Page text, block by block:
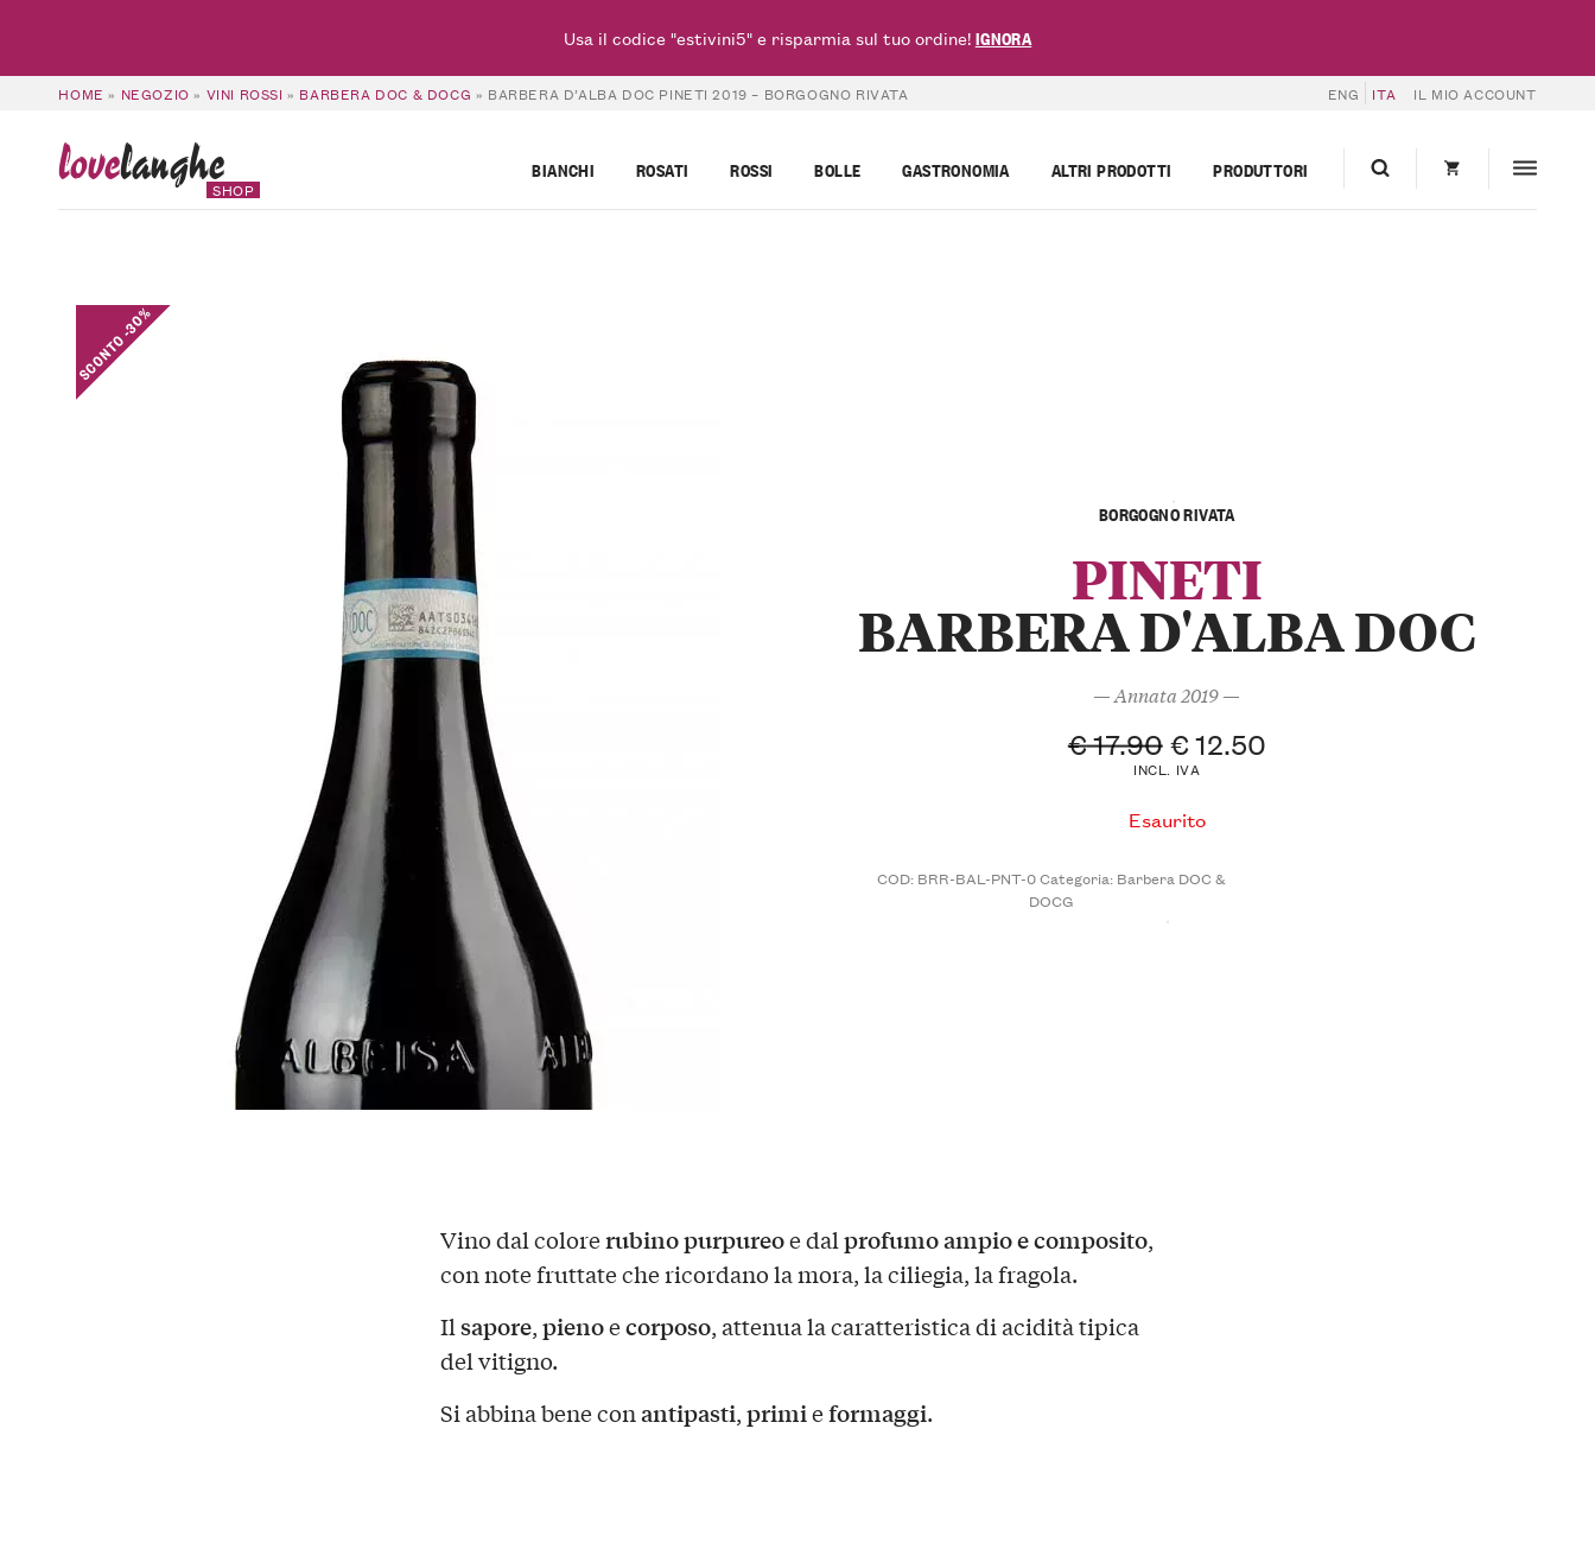
HOME » NEGOZIO » VINI ROSSI » BARBERA DOC & DOCG » BARBERA D’ALBA DOC PINETI 2019 – BORGOGNO RIVATA ENG ITA IL MIO ACCOUNT
lovelanghe
SHOP
BIANCHI ROSATI ROSSI BOLLE GASTRONOMIA ALTRI PRODOTTI PRODUTTORI
SCONTO -30%
BORGOGNO RIVATA
PINETI
BARBERA D'ALBA DOC
— Annata 2019 —
€17.90 €12.50
INCL. IVA
Esaurito
COD: BRR-BAL-PNT-0Categoria: Barbera DOC &
DOCG
Vino dal colorerubino purpureoe dalprofumo ampio e composito,
con note fruttate che ricordano la mora, la ciliegia, la fragola.
Ilsapore,pienoecorposo, attenua la caratteristica di acidità tipica
del vitigno.
Si abbina bene conantipasti,primieformaggi.
Usa il codice "estivini5" e risparmia sul tuo ordine!IGNORA